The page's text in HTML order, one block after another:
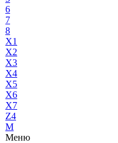
6
7
8
X1
X2
X3
X4
X5
X6
X7
Z4
М
Меню